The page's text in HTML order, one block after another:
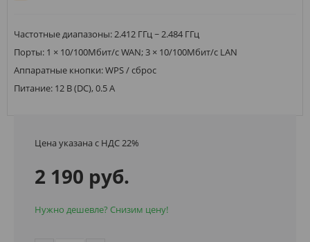
Частотные диапазоны: 2.412 ГГц ~ 2.484 ГГц
Порты: 1 × 10/100Мбит/с WAN; 3 × 10/100Мбит/с LAN
Аппаратные кнопки: WPS / сброс
Питание: 12 В (DC), 0.5 А
Цена указана с НДС 22%
2 190 руб.
Нужно дешевле? Снизим цену!